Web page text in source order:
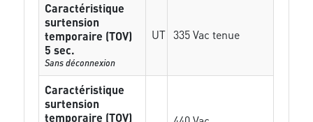
Caractéristique
surtension
temporaire (TOV)
5 sec.
Sans déconnexion
UT 335 Vac tenue
Caractéristique
surtension
temporaire (TOV)